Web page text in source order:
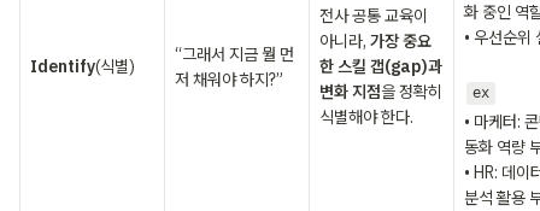
Identify(식별)
“그래서 지금 뭘 먼
저 채워야 하지?”
전사 공통 교육이
아니라, 가장 중요
한 스킬 갭(gap)과
변화 지점을 정확히
식별해야 한다.
화 중인 역
• 우선순위
ex
• 마케터:
동화 역량
• HR: 데이
분석 활용